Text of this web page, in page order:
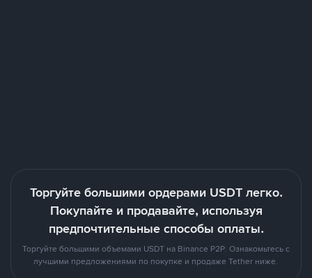
Торгуйте большими ордерами USDT легко.
Покупайте и продавайте, используя
предпочтительные способы оплаты.
Торгуйте большими объемами USDT на Binance P2P. Ознакомьтесь с
лучшими предложениями по покупке и продаже Tether ниже.